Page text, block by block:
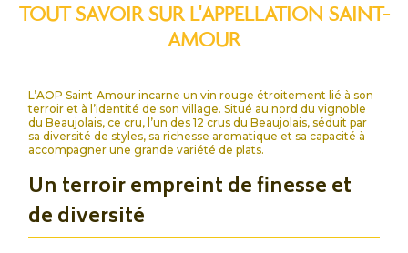
TOUT SAVOIR SUR L'APPELLATION SAINT-
AMOUR
L’AOP Saint‑Amour incarne un vin rouge étroitement lié à son
terroir et à l’identité de son village. Situé au nord du vignoble
du Beaujolais, ce cru, l’un des 12 crus du Beaujolais, séduit par
sa diversité de styles, sa richesse aromatique et sa capacité à
accompagner une grande variété de plats.
Un terroir empreint de finesse et
de diversité